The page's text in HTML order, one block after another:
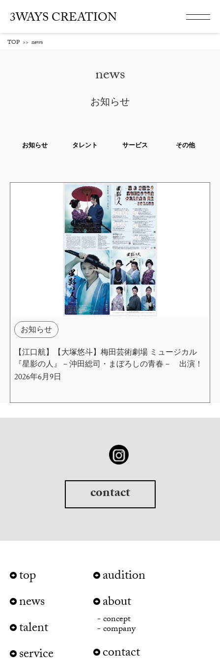
3WAYS CREATION
TOP >> news
news
お知らせ
お知らせ タレント サービス その他
お知らせ
【江口航】【大塚悠斗】梅田芸術劇場 ミュージカル
『星影の人』－沖田総司・まぼろしの青春－ 出演！
2026年6月9日
contact
top
news
talent
service
audition
about
concept
company
contact